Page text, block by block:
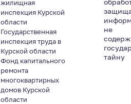
жилищная
инспекция Курской
области
Государственная
инспекция труда в
Курской области
Фонд капитального
ремонта
многоквартирных
домов Курской
области
не
тайну